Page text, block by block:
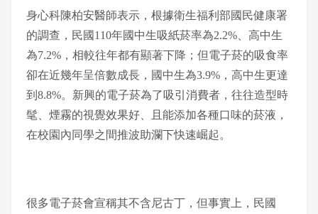
身心科陳柏安醫師表示，根據衛生福利部國民健康署
的調查，民國110年國中生吸紙菸率為2.2%、高中生
為7.2%，相較往年都有顯著下降；但電子菸的吸食率
卻在近幾年呈倍數成長，國中生為3.9%，高中生更達
到8.8%。新興的電子菸為了吸引消費者，往往造型時
髦、煙霧的視覺效果好、且能添加各種口味的菸液，
在校園內同學之間推波助瀾下快速崛起。
很多電子菸會宣稱其不含尼古丁，但事實上，民國